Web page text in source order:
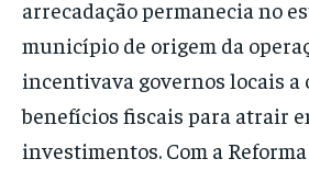
arrecadação permanecia no
município de origem da
incentivava governos locais a
benefícios fiscais para atrair
investimentos. Com a